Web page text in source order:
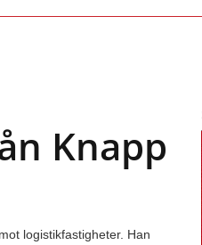
Knapp
logistikfastigheter. Han